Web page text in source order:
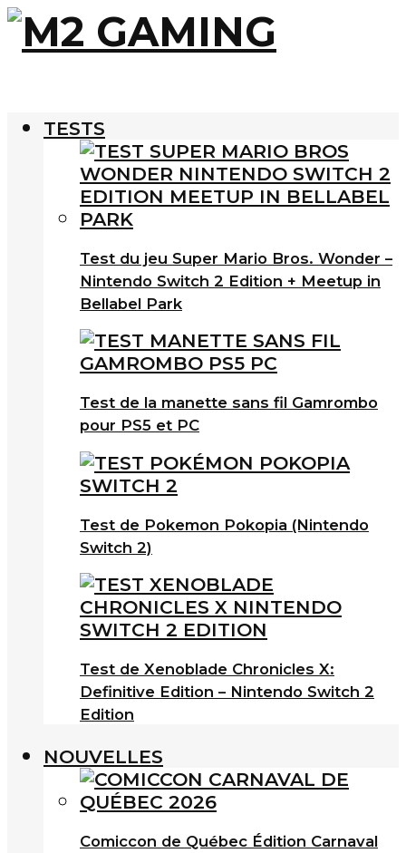
TESTS
Test du jeu Super Mario Bros. Wonder –
Nintendo Switch 2 Edition + Meetup in
Bellabel Park
Test de la manette sans fil Gamrombo
pour PS5 et PC
Test de Pokemon Pokopia (Nintendo
Switch 2)
Test de Xenoblade Chronicles X:
Definitive Edition – Nintendo Switch 2
Edition
NOUVELLES
Comiccon de Québec Édition Carnaval